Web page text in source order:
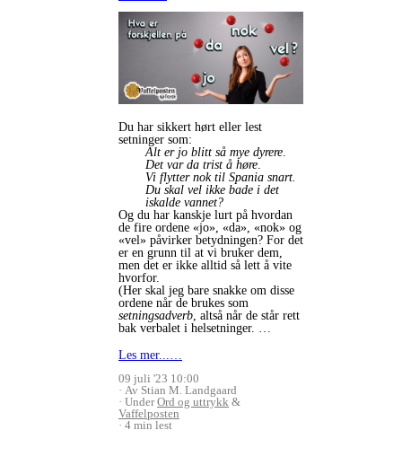
Du har sikkert hørt eller lest
setninger som:
Alt er jo blitt så mye dyrere.
Det var da trist å høre.
Vi flytter nok til Spania snart.
Du skal vel ikke bade i det
iskalde vannet?
Og du har kanskje lurt på hvordan
de fire ordene «jo», «da», «nok» og
«vel» påvirker betydningen? For det
er en grunn til at vi bruker dem,
men det er ikke alltid så lett å vite
hvorfor.
(Her skal jeg bare snakke om disse
ordene når de brukes som
setningsadverb, altså når de står rett
bak verbalet i helsetninger. …
Les mer...…
09 juli '23 10:00
Av Stian M. Landgaard
UnderOrd og uttrykk &
Vaffelposten
4 min lest